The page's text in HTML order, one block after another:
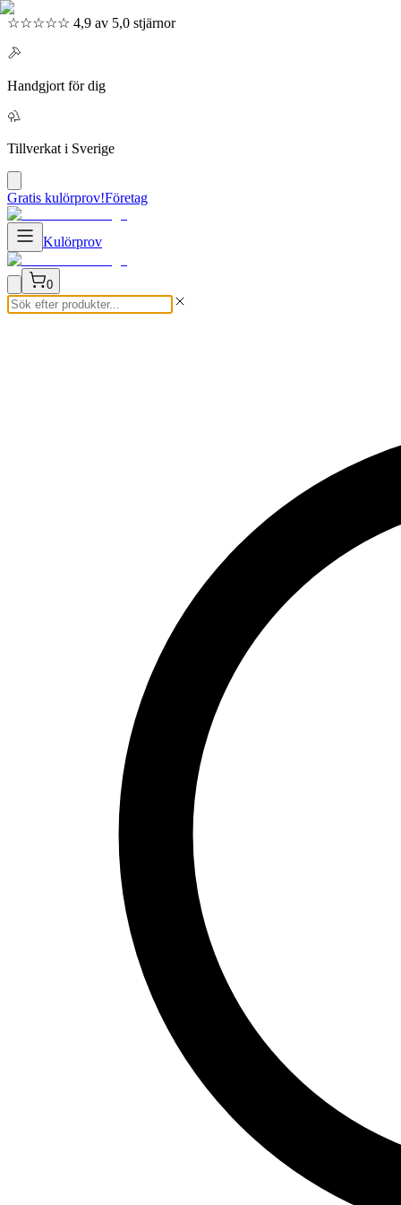
☆☆☆☆☆ 4,9 av 5,0 stjärnor
Handgjort för dig
Tillverkat i Sverige
Gratis kulörprov!Företag
Kulörprov
0